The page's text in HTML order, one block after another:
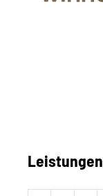
Leistungen